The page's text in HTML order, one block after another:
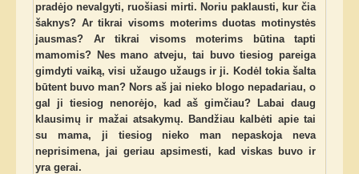
pradėjo nevalgyti, ruošiasi mirti. Noriu paklausti, kur čia
šaknys? Ar tikrai visoms moterims duotas motinystės
jausmas? Ar tikrai visoms moterims būtina tapti
mamomis? Nes mano atveju, tai buvo tiesiog pareiga
gimdyti vaiką, visi užaugo užaugs ir ji. Kodėl tokia šalta
būtent buvo man? Nors aš jai nieko blogo nepadariau, o
gal ji tiesiog nenorėjo, kad aš gimčiau? Labai daug
klausimų ir mažai atsakymų. Bandžiau kalbėti apie tai
su mama, ji tiesiog nieko man nepaskoja neva
neprisimena, jai geriau apsimesti, kad viskas buvo ir
yra gerai.